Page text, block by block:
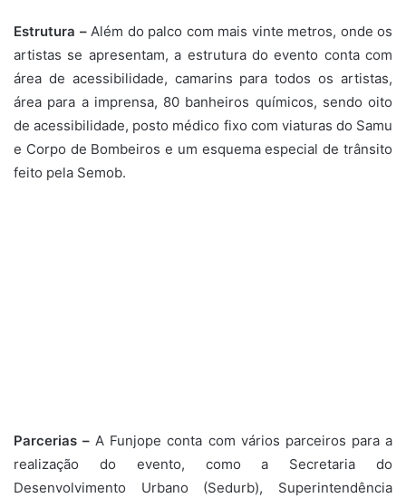
Estrutura –Além do palco com mais vinte metros, onde os
artistas se apresentam, a estrutura do evento conta com
área de acessibilidade, camarins para todos os artistas,
área para a imprensa, 80 banheiros químicos, sendo oito
de acessibilidade, posto médico fixo com viaturas do Samu
e Corpo de Bombeiros e um esquema especial de trânsito
feito pela Semob.
Parcerias – A Funjope conta com vários parceiros para a
realização do evento, como a Secretaria do
Desenvolvimento Urbano (Sedurb), Superintendência